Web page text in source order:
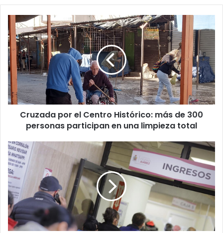
Cruzada
por
el
Centro
Histórico:
más
de
300
personas
participan
limpieza
total
Cruzada por el Centro Histórico: más de 300
personas participan en una limpieza total
Dan
descuentos
en
Predial
e
infracciones
viales
durante
todo